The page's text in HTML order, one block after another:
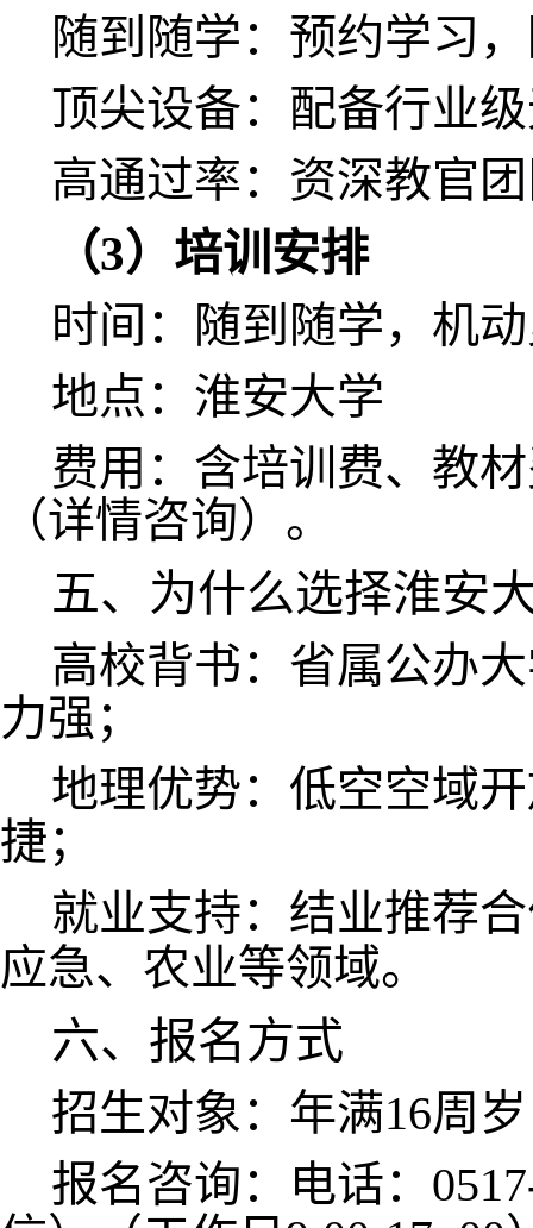
随到随学：预约学习
顶尖设备：配备行业
高通过率：资深教官
（3）培训安排
时间：随到随学，机
地点：淮安大学
费用：含培训费、教
（详情咨询）。
五、为什么选择淮安
高校背书：省属公办
力强；
地理优势：低空空域
捷；
就业支持：结业推荐
应急、农业等领域。
六、报名方式
招生对象：年满16周
报名咨询：电话：0517